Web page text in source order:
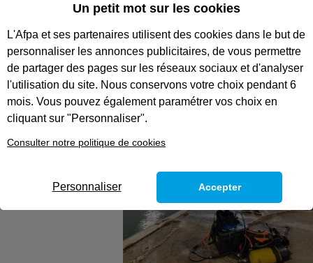
Scaphandrier,
scaphandrière
travaux publics
Un petit mot sur les cookies
L'Afpa et ses partenaires utilisent des cookies dans le but de
personnaliser les annonces publicitaires, de vous permettre
de partager des pages sur les réseaux sociaux et d'analyser
l'utilisation du site. Nous conservons votre choix pendant 6
mois. Vous pouvez également paramétrer vos choix en
cliquant sur "Personnaliser".
Consulter notre politique de cookies
Personnaliser Accepter